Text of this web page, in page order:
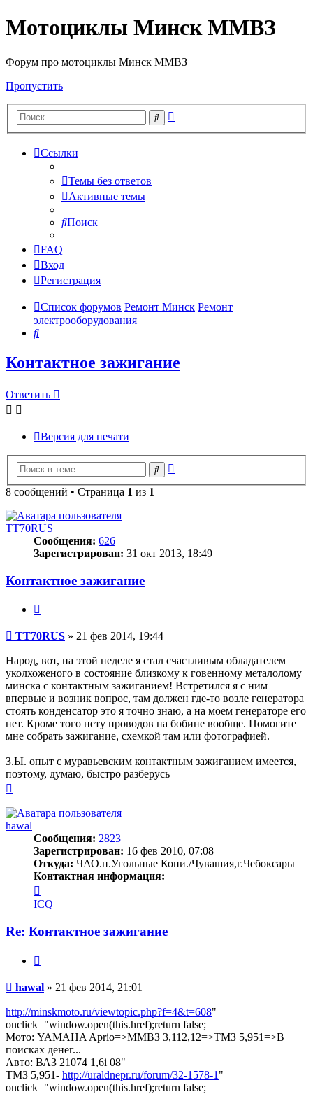
Мотоциклы Минск ММВЗ
Форум про мотоциклы Минск ММВЗ
Пропустить
Поиск
Ссылки
Темы без ответов
Активные темы
Поиск
FAQ
Вход
Регистрация
Список форумов Ремонт Минск Ремонт
электрооборудования
Поиск
Контактное зажигание
Ответить
Версия для печати
Поиск
8 сообщений • Страница 1 из 1
TT70RUS
Сообщения: 626
Зарегистрирован: 31 окт 2013, 18:49
Контактное зажигание
Сообщение
TT70RUS » 21 фев 2014, 19:44
Народ, вот, на этой неделе я стал счастливым обладателем
уколхоженого в состояние близкому к говенному металолому
минска с контактным зажиганием! Встретился я с ним
впервые и возник вопрос, там должен где-то возле генератора
стоять конденсатор это я точно знаю, а на моем генераторе его
нет. Кроме того нету проводов на бобине вообще. Помогите
мне собрать зажигание, схемкой там или фотографией.
З.Ы. опыт с муравьевским контактным зажиганием имеется,
поэтому, думаю, быстро разберусь
началу
hawal
Сообщения: 2823
Зарегистрирован: 16 фев 2010, 07:08
Откуда: ЧАО.п.Угольные Копи./Чувашия,г.Чебоксары
Контактная информация:
информация
пользователя
ICQ
Re: Контактное зажигание
Сообщение
hawal » 21 фев 2014, 21:01
http://minskmoto.ru/viewtopic.php?f=4&t=608"
onclick="window.open(this.href);return false;
Мото: YAMAHA Aprio=>ММВЗ 3,112,12=>ТМЗ 5,951=>В
поисках денег...
Авто: ВАЗ 21074 1,6i 08"
ТМЗ 5,951- http://uraldnepr.ru/forum/32-1578-1 "
onclick="window.open(this.href);return false;